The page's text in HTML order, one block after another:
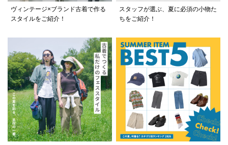
ヴィンテージ×ブランド古着で作る
スタイルをご紹介！
スタッフが選ぶ、夏に必須の小物た
ちをご紹介！